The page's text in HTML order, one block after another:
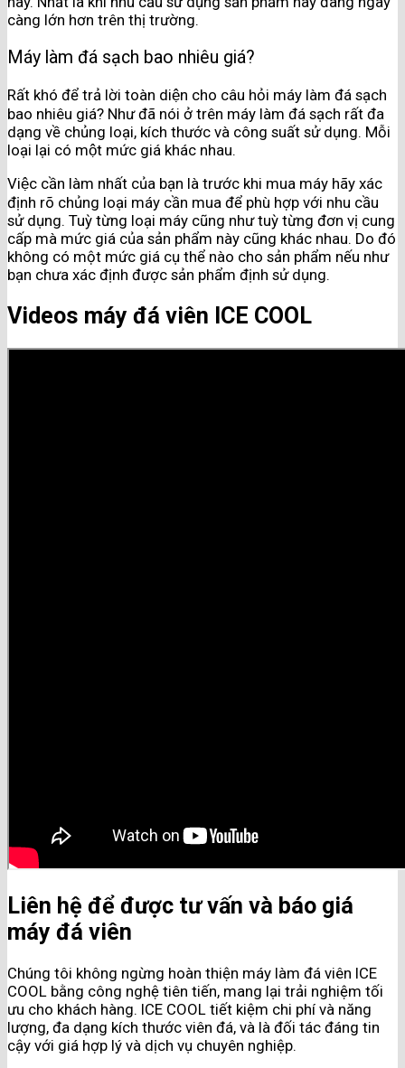
càng lớn hơn trên thị trường.
Máy làm đá sạch bao nhiêu giá?
Rất khó để trả lời toàn diện cho câu hỏi máy làm đá sạch
bao nhiêu giá? Như đã nói ở trên máy làm đá sạch rất đa
dạng về chủng loại, kích thước và công suất sử dụng. Mỗi
loại lại có một mức giá khác nhau.
Việc cần làm nhất của bạn là trước khi mua máy hãy xác
định rõ chủng loại máy cần mua để phù hợp với nhu cầu
sử dụng. Tuỳ từng loại máy cũng như tuỳ từng đơn vị cung
cấp mà mức giá của sản phẩm này cũng khác nhau. Do đó
không có một mức giá cụ thể nào cho sản phẩm nếu như
bạn chưa xác định được sản phẩm định sử dụng.
Videos máy đá viên ICE COOL
Liên hệ để được tư vấn và báo giá
máy đá viên
Chúng tôi không ngừng hoàn thiện máy làm đá viên ICE
COOL bằng công nghệ tiên tiến, mang lại trải nghiệm tối
ưu cho khách hàng. ICE COOL tiết kiệm chi phí và năng
lượng, đa dạng kích thước viên đá, và là đối tác đáng tin
cậy với giá hợp lý và dịch vụ chuyên nghiệp.